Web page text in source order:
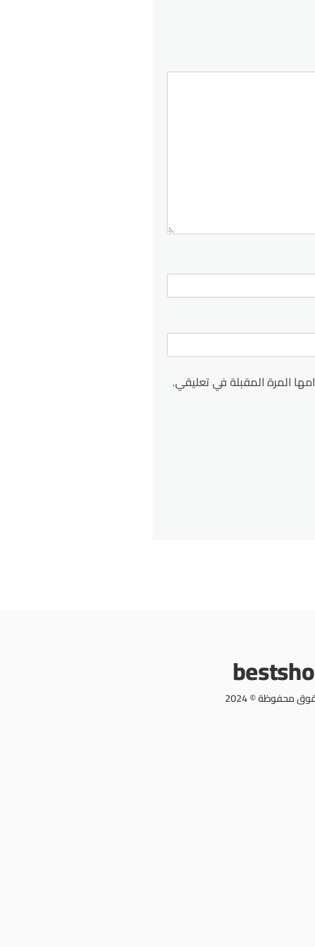
المرة المقبلة في تعليقي.
محفوظة © 2024